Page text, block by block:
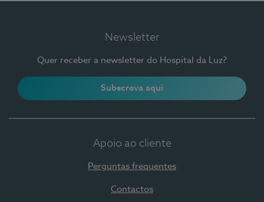
Newsletter
Quer receber a newsletter do Hospital da Luz?
Subscreva aqui
Apoio ao cliente
Perguntas frequentes
Contactos